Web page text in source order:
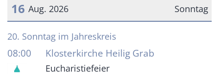
Sonntag
16 Aug. 2026
Datum: 16. August 2026
20. Sonntag im Jahreskreis
08:00 Klosterkirche Heilig Grab
Eucharistiefeier